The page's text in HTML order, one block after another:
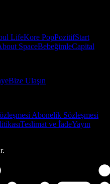
LifeKore PopPozitifStart
SpaceBebeğimleCapital
Bize Ulaşın
Abonelik Sözleşmesi
Teslimat ve İadeYayın